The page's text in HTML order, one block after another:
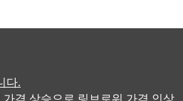
다.
가격 상승으로 링브로워 가격 인상